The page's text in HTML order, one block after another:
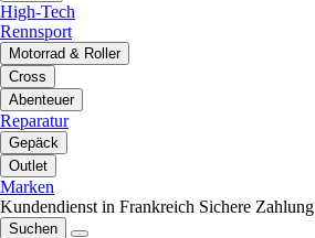
High-Tech
Rennsport
Motorrad & Roller
Cross
Abenteuer
Reparatur
Gepäck
Outlet
Marken
Kundendienst in Frankreich Sichere Zahlung
Suchen